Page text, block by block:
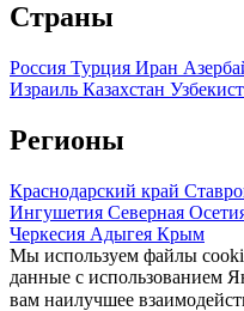
Страны
Россия Турция Иран
Израиль Казахстан
Регионы
Краснодарский край
Ингушетия Северная
Черкесия Адыгея Крым
Мы используем файлы
данные с использованием
вам наилучшее